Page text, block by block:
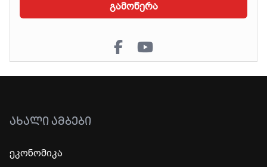
გამოწერა
ᲐᲮᲐᲚᲘ ᲐᲛᲑᲔᲑᲘ
ეკონომიკა